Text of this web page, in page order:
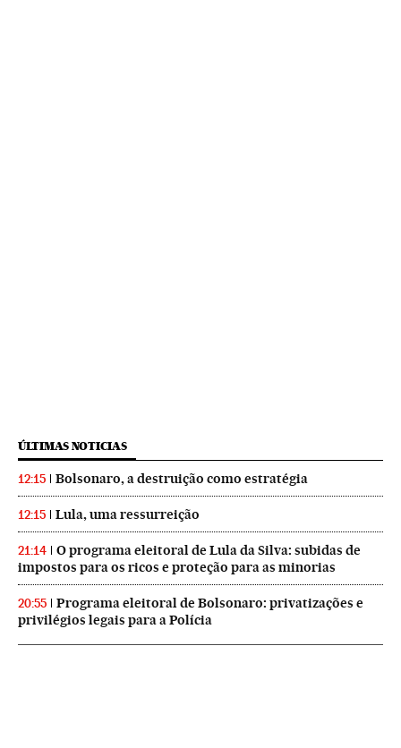
ÚLTIMAS NOTICIAS
12:15 Bolsonaro, a destruição como estratégia
12:15 Lula, uma ressurreição
21:14
O programa eleitoral de Lula da Silva: subidas de
impostos para os ricos e proteção para as minorias
20:55
Programa eleitoral de Bolsonaro: privatizações e
privilégios legais para a Polícia